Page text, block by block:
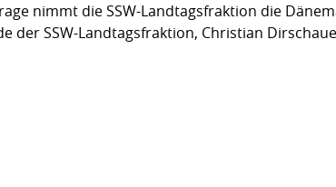
nimmt die SSW-Landtagsfraktion die
der SSW-Landtagsfraktion, Christian